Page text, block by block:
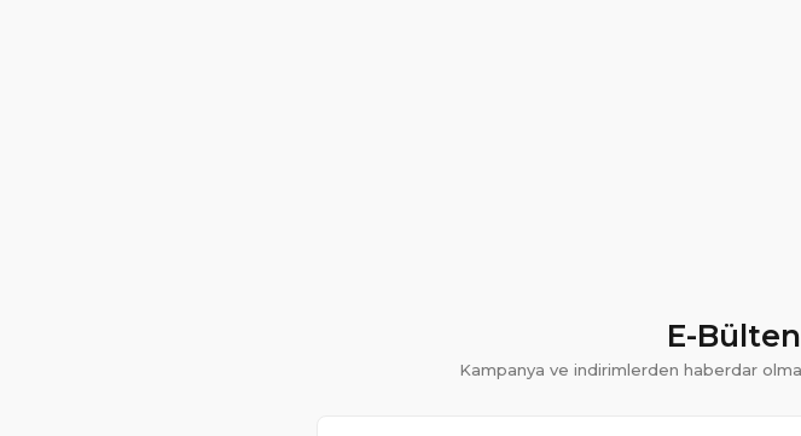
E-
Kampanya ve indirimlerden haberdar